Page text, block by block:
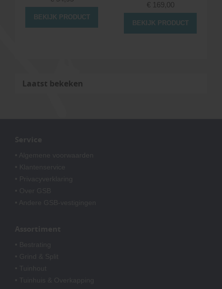
BEKIJK PRODUCT
€ 169,00
BEKIJK PRODUCT
Laatst bekeken